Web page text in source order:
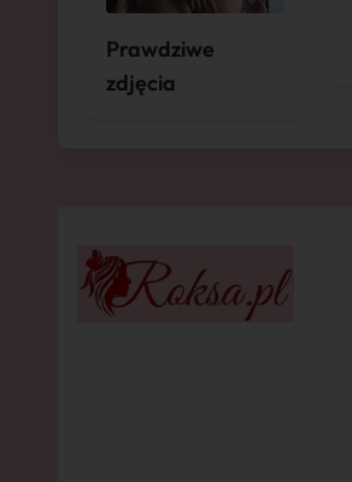
Prawdziwe
zdjęcia